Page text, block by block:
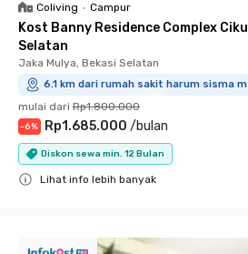
Coliving • Campur
Kost Banny Residence Complex
Selatan
Jaka Mulya, Bekasi Selatan
6.1 km dari rumah sakit harum sisma
mulai dari Rp1.800.000
-6% Rp1.685.000 /bulan
Diskon sewa min. 12 Bulan
Lihat info lebih banyak